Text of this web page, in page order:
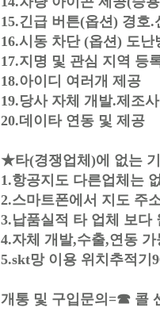
15.긴급 버튼(옵션) 경호.
16.시동 차단 (옵션) 도난
17.지명 및 관심 지역 등
18.아이디 여러개 제공
19.당사 자체 개발.제조사
20.데이타 연동 및 제공
★타(경쟁업체)에 없는
1.항공지도 다른업체는
2.스마트폰에서 지도 주
3.납품실적 타 업체 보다
4.자체 개발,수출,연동 가
5.skt망 이용 위치추적기
개통 및 구입문의=☎ 콜